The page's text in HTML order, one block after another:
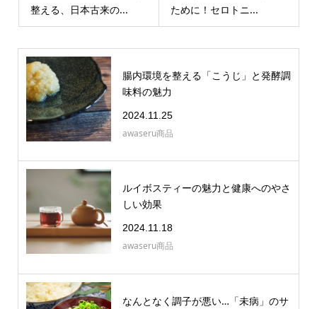
整える、日本古来の...
ために！セロトニ...
腸内環境を整える「こうじ」と発酵調
味料の魅力
2024.11.25
awaseru商品
ルイボスティーの魅力と健康へのやさ
しい効果
2024.11.18
awaseru商品
なんとなく調子が悪い…「未病」のサ